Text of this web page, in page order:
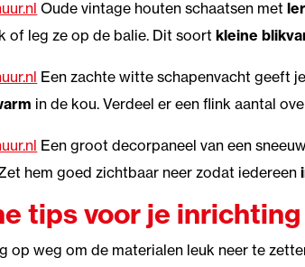
Oude vintage houten schaatsen met
of leg ze op de balie. Dit soortkleine
Een zachte witte schapenvacht geeft
in de kou. Verdeel er een flink aantal
Een groot decorpaneel van een
hem goed zichtbaar neer zodat iedereen
tips voor je inrichting
op weg om de materialen leuk neer te